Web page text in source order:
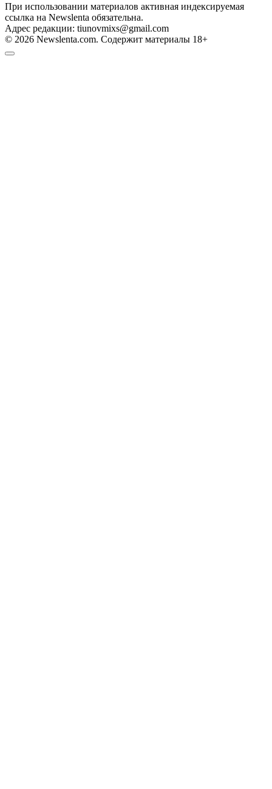
При использовании материалов активная индексируемая
ссылка на Newslenta обязательна.
Адрес редакции: tiunovmixs@gmail.com
© 2026 Newslenta.com. Содержит материалы 18+